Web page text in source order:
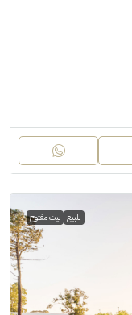
للبيع بيت مفتوح